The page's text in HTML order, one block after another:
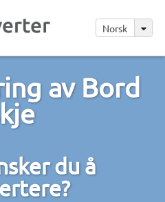
Norsk
av Bord
du å